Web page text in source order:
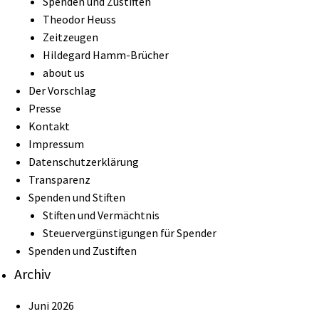
Theodor Heuss
Zeitzeugen
Hildegard Hamm-Brücher
about us
Der Vorschlag
Presse
Kontakt
Impressum
Datenschutzerklärung
Transparenz
Spenden und Stiften
Stiften und Vermächtnis
Steuervergünstigungen für Spender
Spenden und Zustiften
Archiv
Juni 2026